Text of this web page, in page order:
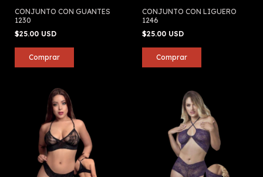
CONJUNTO CON GUANTES
1230
$25.00 USD
CONJUNTO CON LIGUERO
1246
$25.00 USD